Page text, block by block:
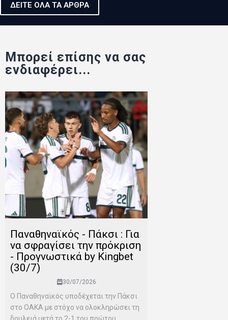
ΔΕΙΤΕ ΟΛΑ ΤΑ ΑΡΘΡΑ
Μπορεί επίσης να σας
ενδιαφέρει...
Παναθηναϊκός - Πάκσι : Για
να σφραγίσει την πρόκριση
- Προγνωστικά by Kingbet
(30/7)
30/07/2026
Ο Παναθηναϊκός υποδέχεται την Πάκσι
στο ΟΑΚΑ με στόχο να ολοκληρώσει τη